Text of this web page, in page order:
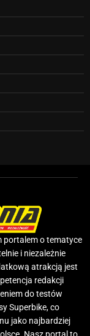
portalem o tematyce
i niezależnie
atrakcją jest
redakcji
do testów
Superbike, co
jako najbardziej
Nasz portal to